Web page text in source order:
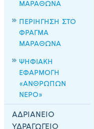
ΜΑΡΑΘΩΝΑ
ΠΕΡΙΗΓΗΣΗ ΣΤΟ
ΦΡΑΓΜΑ
ΜΑΡΑΘΩΝΑ
ΨΗΦΙΑΚΗ
ΕΦΑΡΜΟΓΗ
«ΑΝΘΡΩΠΩΝ
ΝΕΡΟ»
ΑΔΡΙΑΝΕΙΟ
ΥΔΡΑΓΩΓΕΙΟ